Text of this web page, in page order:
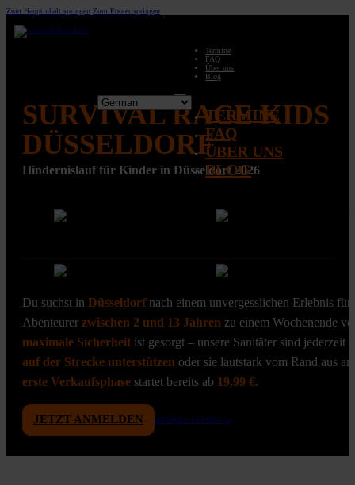
Zum Hauptinhalt springen Zum Footer springen
Termine
FAQ
Über uns
Blog
TERMINE
FAQ
ÜBER UNS
BLOG
SURVIVAL RACE KIDS
DÜSSELDORF
Hindernislauf für Kinder in Düsseldorf 2026
Du suchst in Düsseldorfnach einem unvergesslichen Erlebnis
Abenteurer zwischen 2 und 13 Jahren zu einem Wochenende
maximale Sicherheit ist gesorgt – unsere Sanitäter sind
auf der Strecke unterstützen oder sie lautstark vom Rand aus
erste Verkaufsphase startet bereits ab 19,99 €.
JETZT ANMELDEN WEITERE EVENTS →